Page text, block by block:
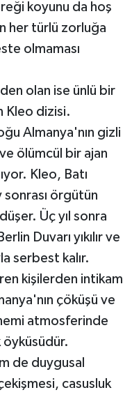
koyunu da hoş
her türlü zorluğa
olmaması
olan ise ünlü bir
Kleo dizisi.
Almanya'nın gizli
ölümcül bir ajan
Kleo, Batı
örgütün
Üç yıl sonra
Duvarı yıkılır ve
serbest kalır.
kişilerden intikam
çöküşü ve
atmosferinde
öyküsüdür.
de duygusal
casusluk